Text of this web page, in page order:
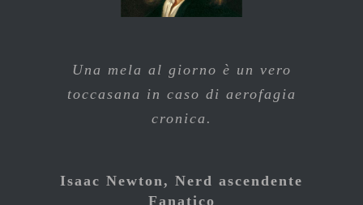
Una mela al giorno è un vero
toccasana in caso di aerofagia
cronica.
Isaac Newton, Nerd ascendente
Fanatico